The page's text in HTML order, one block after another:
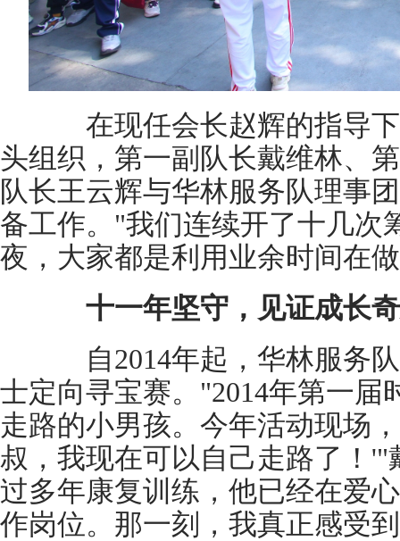
在现任会长赵辉的指导下
头组织，第一副队长戴维林、
队长王云辉与华林服务队理事
备工作。"我们连续开了十几次
夜，大家都是利用业余时间在
十一年坚守，见证成长
自2014年起，华林服务队
士定向寻宝赛。"2014年第一届
走路的小男孩。今年活动现场
叔，我现在可以自己走路了！
过多年康复训练，他已经在爱
作岗位。那一刻，我真正感受